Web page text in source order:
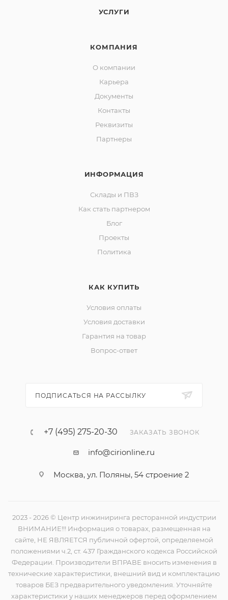
УСЛУГИ
КОМПАНИЯ
О компании
Карьера
Документы
Контакты
Реквизиты
Партнеры
ИНФОРМАЦИЯ
Склады и ПВЗ
Как стать партнером
Блог
Проекты
Политика
КАК КУПИТЬ
Условия оплаты
Условия доставки
Гарантия на товар
Вопрос-ответ
ПОДПИСАТЬСЯ НА РАССЫЛКУ
+7 (495) 275-20-30 ЗАКАЗАТЬ ЗВОНОК
info@cirionline.ru
Москва, ул. Поляны, 54 строение 2
2023 - 2026 © Центр инжиниринга ресторанной индустрии
ВНИМАНИЕ!!! Информация о товарах, размещенная на
сайте, НЕ ЯВЛЯЕТСЯ публичной офертой, определяемой
положениями ч.2, ст. 437 Гражданского кодекса Российской
Федерации. Производители ВПРАВЕ вносить изменения в
технические характеристики, внешний вид и комплектацию
товаров БЕЗ предварительного уведомления. Уточняйте
характеристики у наших менеджеров перед оформлением